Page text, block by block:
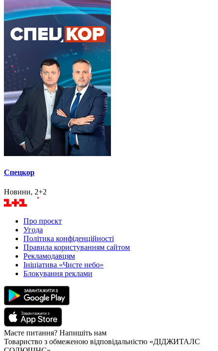
Спецкор
Новини, 2+2
Про проєкт
Угода
Політика конфіденційності
Правила користуванням сайтом
Рекламодавцям
Ініціатива «Чисте небо»
Блокування реклами
Маєте питання? Напишіть нам
Товариство з обмеженою відповідальністю «ДІДЖИТАЛС